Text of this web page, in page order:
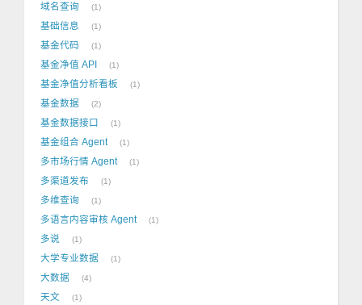
域名查询 1
基础信息 1
基金代码 1
基金净值 API 1
基金净值分析看板 1
基金数据 2
基金数据接口 1
基金组合 Agent 1
多市场行情 Agent 1
多渠道发布 1
多维查询 1
多语言内容审核 Agent 1
多说 1
大学专业数据 1
大数据 4
天文 1